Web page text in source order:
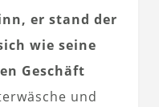
er stand der
wie seine
Geschäft
und